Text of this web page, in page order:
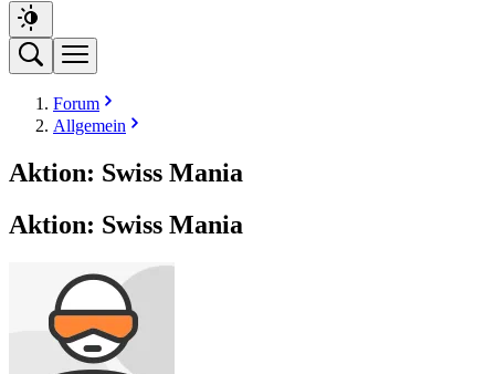
Forum
Allgemein
Aktion: Swiss Mania
Aktion: Swiss Mania